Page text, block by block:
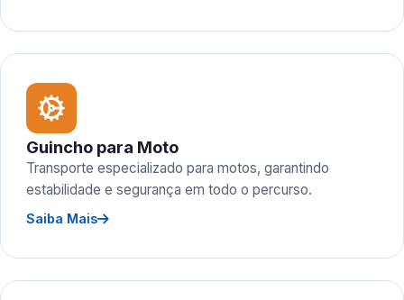
Guincho para Moto
Transporte especializado para motos, garantindo
estabilidade e segurança em todo o percurso.
Saiba Mais